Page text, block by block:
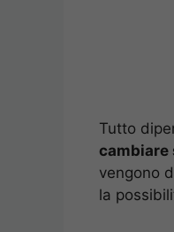
Tutto
cambiare
vengono
la